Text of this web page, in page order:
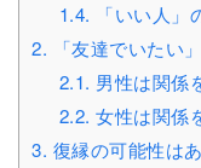
1.4. 「いい人」
2. 「友達でいたい
2.1. 男性は関係
2.2. 女性は関係
3. 復縁の可能性は